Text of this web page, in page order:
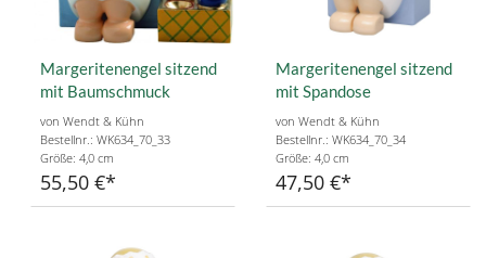
Margeritenengel sitzend
mit Baumschmuck
von Wendt & Kühn
Bestellnr.: WK634_70_33
Größe: 4,0 cm
55,50 €
Margeritenengel sitzend
mit Spandose
von Wendt & Kühn
Bestellnr.: WK634_70_34
Größe: 4,0 cm
47,50 €